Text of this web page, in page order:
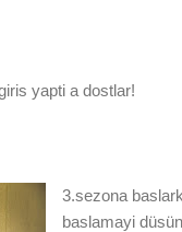
yapti a dostlar!
3.sezona
baslamayi